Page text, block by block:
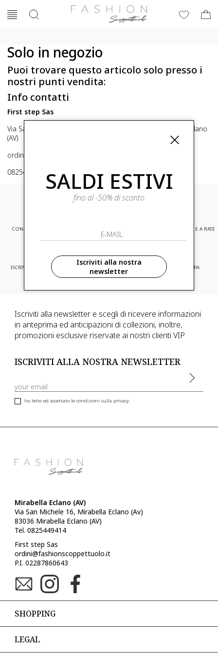
Solo in negozio
Puoi trovare questo articolo solo presso i
nostri punti vendita:
Info contatti
First step Sas
Via San Michele 16, Mirabella Eclano (Av) 83036 Mirabella Eclano
(AV)
ordini@fashionscoppettuolo.it
0825449414
CONSEGNA EXPRESS PAGAMENTI SICURI E A RATE
ISCRIVITI ED ACCEDI A PROMOZIONI
RISERVATE
CONSEGNA IN TUTTA EUROPA
Iscriviti alla newsletter e scegli di ricevere informazioni
in anteprima ed anticipazioni di collezioni, inoltre,
promozioni esclusive riservate ai nostri clienti VIP
ISCRIVITI ALLA NOSTRA NEWSLETTER
ho letto ed accettato le condizioni sulla privacy.
Mirabella Eclano (AV)
Via San Michele 16, Mirabella Eclano (Av)
83036 Mirabella Eclano (AV)
Tel. 0825449414
First step Sas
ordini@fashionscoppettuolo.it
P.I. 02287860643
SHOPPING
LEGAL
SALDI ESTIVI
fino al -50% di sconto
Iscriviti alla nostra
newsletter